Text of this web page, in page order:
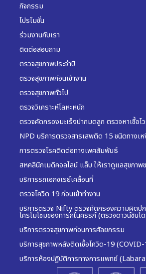
กิจกรรม
โปรโมชั่น
ร่วมงานกับเรา
ติดต่อสอบถาม
ตรวจสุขภาพประจำปี
ตรวจสุขภาพก่อนเข้างาน
ตรวจสุขภาพทั่วไป
ตรวจวิเคราะห์โลหะหนัก
ตรวจคัดกรองมะเร็งปากมดลูก ตรวจหาเชื้อ
NPD บริการตรวจสารเสพติด 15 ชนิดทางเ
การตรวจโรคติดต่อทางเพศสัมพันธ์
สหคลินิกเมดิคอลไลน์ แล็บ ให้เราดูแลสุขภา
บริการรถเอกซเรย์เคลื่อนที่
ตรวจโควิด 19 ก่อนเข้าทำงาน
บริการตรวจ Nifty ตรวจคัดกรองความผิดป
โครโมโซมของทารกในครรภ์ (ตรวจดาวน์ซินโ
บริการตรวจสุขภาพก่อนการศัลยกรรม
บริการสุขภาพหลังติดเชื้อโควิด-19
บริการห้องปฏิบัติการทางการแพทย์